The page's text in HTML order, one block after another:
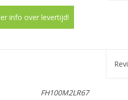
info over levertijd!
FH100M2LR67